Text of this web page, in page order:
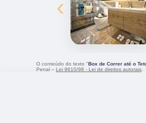
‹
O conteúdo do texto "Box de Correr até o
Penal – Lei 9610/98 - Lei de direitos autorais